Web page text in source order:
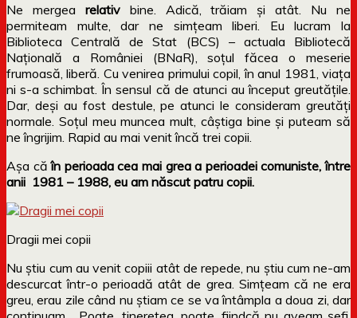
Ne mergea relativbine. Adică, trăiam și atât. Nu ne
permiteam multe, dar ne simțeam liberi. Eu lucram la
Biblioteca Centrală de Stat (BCS) – actuala Bibliotecă
Națională a României (BNaR), soțul făcea o meserie
frumoasă, liberă. Cu venirea primului copil, în anul 1981, viața
ni s-a schimbat. În sensul că de atunci au început greutățile.
Dar, deși au fost destule, pe atunci le consideram greutăți
normale. Soțul meu muncea mult, câștiga bine și puteam să
ne îngrijim. Rapid au mai venit încă trei copii.
Așa căîn perioada cea mai grea a perioadei comuniste, între
anii 1981 – 1988, eu am născut patru copii.
Dragii mei copii
Nu știu cum au venit copiii atât de repede, nu știu cum ne-am
descurcat într-o perioadă atât de grea. Simțeam că ne era
greu, erau zile când nu știam ce se va întâmpla a doua zi, dar